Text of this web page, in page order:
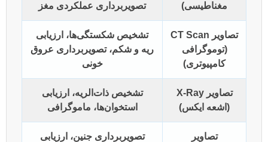
مغناطیسی)
تصویربرداری عملکردی مغز
تصاویر CT Scan
(توموگرافی
کامپیوتری)
تشخیص شکستگی‌ها، ارزیابی
ریه و شکم، تصویربرداری عروق
خونی
تصاویر X-Ray
(اشعه ایکس)
تشخیص ذات‌الریه، ارزیابی
استخوان‌ها، ماموگرافی
تصاویر
تصویربرداری جنین، ارزیابی